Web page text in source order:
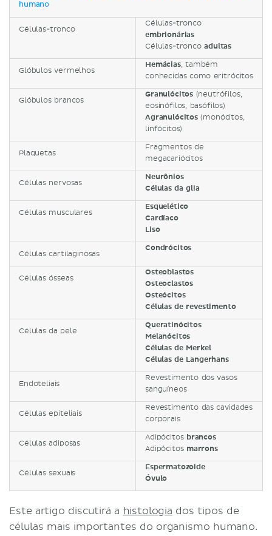
humano
Células-tronco
Células-tronco
embrionárias
Células-troncoadultas
Glóbulos vermelhos
Hemácias, também
conhecidas como eritrócitos
Glóbulos brancos
Granulócitos (neutrófilos,
eosinófilos, basófilos)
Agranulócitos(monócitos,
linfócitos)
Plaquetas
Fragmentos de
megacariócitos
Células nervosas
Neurônios
Células da glia
Células musculares
Esquelético
Cardíaco
Liso
Células cartilaginosas
Condrócitos
Células ósseas
Osteoblastos
Osteoclastos
Osteócitos
Células de revestimento
Células da pele
Queratinócitos
Melanócitos
Células de Merkel
Células de Langerhans
Endoteliais
Revestimento dos vasos
sanguíneos
Células epiteliais
Revestimento das cavidades
corporais
Células adiposas
Adipócitos brancos
Adipócitos marrons
Células sexuais
Espermatozoide
Óvulo
Este artigo discutirá a histologia dos tipos de
células mais importantes do organismo humano.